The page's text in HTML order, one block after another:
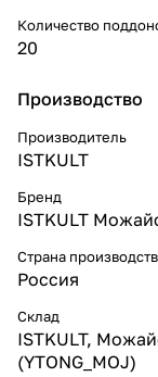
Количество
20
Производство
Производитель
ISTKULT
Бренд
ISTKULT
Страна
Россия
Склад
ISTKULT,
(YTONG_MOJ)